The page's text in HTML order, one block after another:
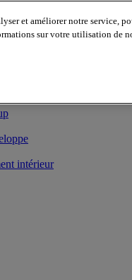
intérieur
et améliorer notre service,
sur votre utilisation de